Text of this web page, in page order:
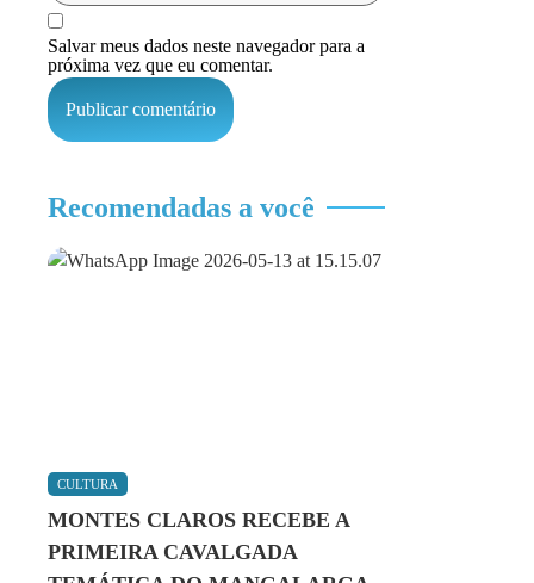
Salvar meus dados neste navegador para a
próxima vez que eu comentar.
Recomendadas a você
CULTURA
MONTES CLAROS RECEBE A
PRIMEIRA CAVALGADA